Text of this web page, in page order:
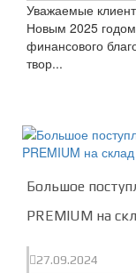
Уважаемые
Новым 2025
финансового
твор...
Большое
PREMIUM на
27.09.2024